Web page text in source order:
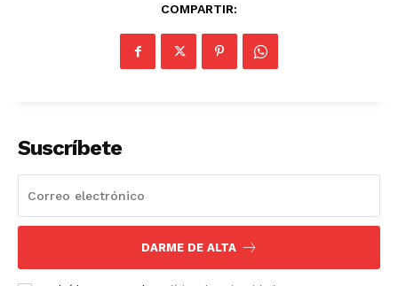
COMPARTIR:
Suscríbete
DARME DE ALTA